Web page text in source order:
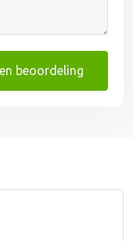
beoordeling